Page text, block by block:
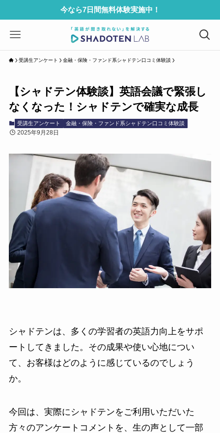
今なら7日間無料体験実施中！
受講生アンケート 金融・保険・ファンド系シャドテン口コミ体験談
【シャドテン体験談】英語会議で緊張し
なくなった！シャドテンで確実な成長
受講生アンケート 金融・保険・ファンド系シャドテン口コミ体験談
2025年9月28日
シャドテンは、多くの学習者の英語力向上をサポ
ートしてきました。その成果や使い心地につい
て、お客様はどのように感じているのでしょう
か。
今回は、実際にシャドテンをご利用いただいた
方々のアンケートコメントを、生の声として一部